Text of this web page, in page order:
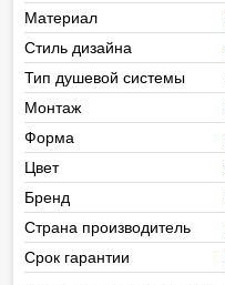
Материал
Стиль дизайна
Тип душевой системы
Монтаж
Форма
Цвет
Бренд
Страна производитель
Срок гарантии